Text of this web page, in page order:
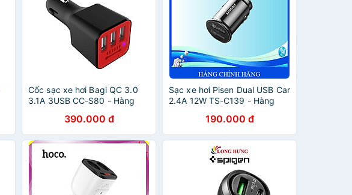
Cốc sạc xe hơi Bagi QC 3.0
3.1A 3USB CC-S80 - Hàng
390.000 đ
Sạc xe hơi Pisen Dual USB Car
2.4A 12W TS-C139 - Hàng
190.000 đ